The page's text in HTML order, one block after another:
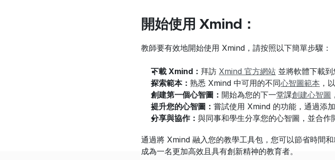
開始使用 Xmind：
教師要有效地開始使用 Xmind，請按照以下簡單步驟：
下載 Xmind： 拜訪 Xmind 官方網站 並將軟體下載到
探索範本： 熟悉 Xmind 中可用的不同心智圖範本 ，
創建第一個心智圖： 開始為您的下一堂課創建心智圖
提升您的心智圖： 嘗試使用 Xmind 的功能，通過添
分享與協作： 與同事和學生分享您的心智圖，並合作
通過將 Xmind 融入您的教學工具包，您可以節省時間
成為一名更加高效且具有創新精神的教育者。